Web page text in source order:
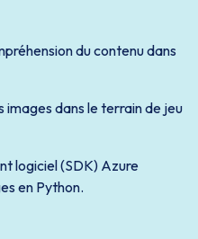
du contenu dans
images dans le terrain de jeu
logiciel (SDK) Azure
en Python.